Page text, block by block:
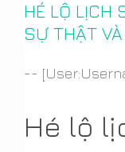
sơ khai
Onsen
Kết luận:
HÉ LỘ LỊCH
SỰ THẬT
--
Hé lộ